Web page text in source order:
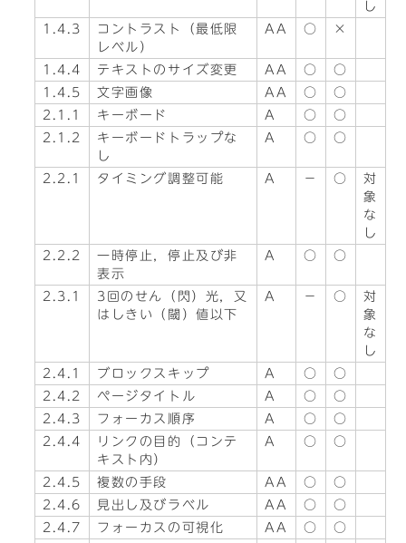
し
1.4.3
コントラスト（最低限
レベル）
AA ○ ×
1.4.4 テキストのサイズ変更 AA ○
○
1.4.5
文字画像 AA ○
○
2.1.1
キーボード A ○
○
2.1.2
キーボードトラップな
し
A ○ ○
2.2.1 タイミング調整可能 A － ○
対
象
な
し
2.2.2
一時停止，停止及び非
表示
A ○ ○
2.3.1
3回のせん（閃）光，又
はしきい（閾）値以下
A － ○
対
象
な
し
2.4.1
ブロックスキップ A ○
○
2.4.2
ページタイトル A ○
○
2.4.3
フォーカス順序 A ○
○
2.4.4
リンクの目的（コンテ
キスト内）
A ○ ○
2.4.5 複数の手段 AA ○
○
2.4.6
見出し及びラベル AA ○
○
2.4.7
フォーカスの可視化 AA ○
○